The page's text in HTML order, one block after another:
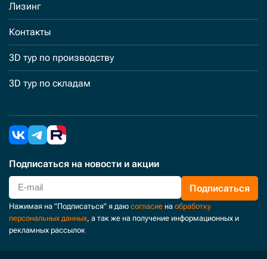
Лизинг
Контакты
3D тур по производству
3D тур по складам
Подписаться на новости и акции
Подписаться
Нажимая на "Подписаться" я даю согласие на обработку
персональных данных, а так же на получение информационных и
рекламных рассылок